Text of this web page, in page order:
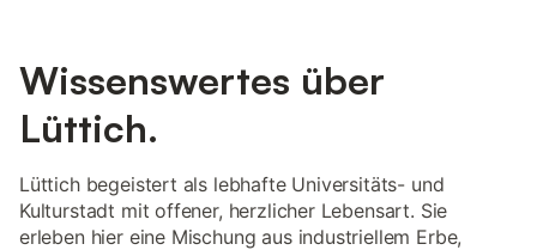
Wissenswertes über
Lüttich.
Lüttich begeistert als lebhafte Universitäts- und
Kulturstadt mit offener, herzlicher Lebensart. Sie
erleben hier eine Mischung aus industriellem Erbe,